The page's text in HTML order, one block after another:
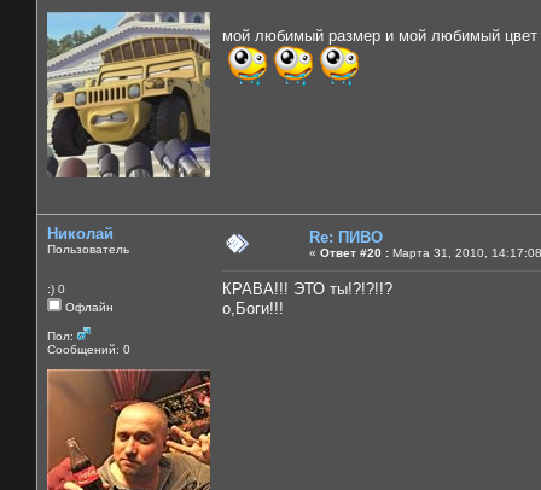
мой любимый размер и мой любимый цвет
Николай
Пользователь
:) 0
Офлайн
Пол:
Сообщений: 0
Re: ПИВО
« Ответ #20 : Марта 31, 2010,
КРАВА!!! ЭТО ты!?!?!!?
о,Боги!!!